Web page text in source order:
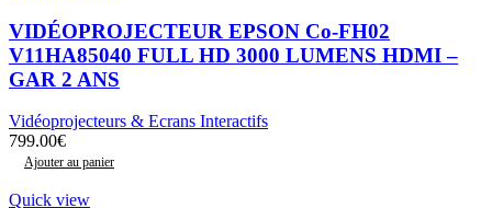
VIDÉOPROJECTEUR EPSON Co-FH02
V11HA85040 FULL HD 3000 LUMENS HDMI –
GAR 2 ANS
Vidéoprojecteurs & Ecrans Interactifs
799.00€
Ajouter au panier
Quick view